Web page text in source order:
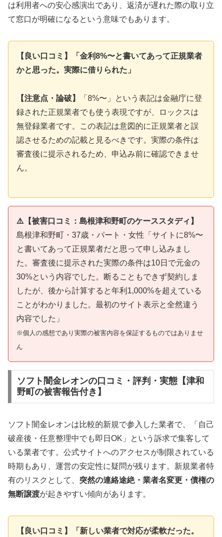
は利用者への安心感演出であり、返済が遅れた際の取り立
て窓口が明確になるという意味でもあります。
【良い口コミ】「金利8%〜と書いてあって正規業者
かと思った。実際に借りられた」
【注意点・論破】
「8%〜」という表記は金融庁に登
録された正規業者でも使う表現ですが、ロックスは
無登録業者です。この表記は意図的に正規業者と誤
認させるための記載と見るべきです。実際の条件は
審査後に提示されるため、申込み前に確認できませ
ん。
⚠️【被害口コミ：島根津和野町のケーススタディ】
島根津和野町・37歳・パート・女性「サイトに8%〜
と書いてあって正規業者だと思って申し込みまし
た。審査後に提示された実際の条件は10日で元金の
30%という内容でした。断ることもできず契約しま
したが、後から計算すると年利1,000%を超えている
ことがわかりました。最初のサイト表示と全然違う
内容でした」
※個人の感想であり実際の被害内容を保証するものではありませ
ん
ソフト闇金レオンの口コミ・評判・実態【津和
野町の被害報告付き】
ソフト闇金レオンは比較的新規で参入した業者で、「自己
破産後・任意整理中でも即日OK」という訴求で集客して
いる業者です。公式サイトへのアクセスが制限されている
時期もあり、運営の安定性に疑問が残ります。新規業者特
有のリスクとして、 突然の連絡途絶・業者名変更・債権の
無断譲渡が起きやすい傾向があります。
【良い口コミ】「新しい業者で対応が柔軟だった。